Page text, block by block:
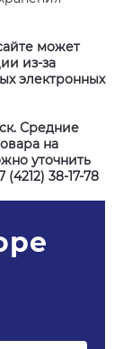
может
из-за
электронных
Средние
на
уточнить
(4212) 38-17-78